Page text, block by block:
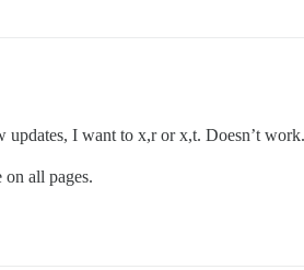
I want to x,r or x,t. Doesn’t
all pages.